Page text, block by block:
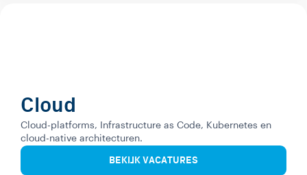
Cloud
Cloud-platforms, Infrastructure as Code, Kubernetes en
cloud-native architecturen.
BEKIJK VACATURES